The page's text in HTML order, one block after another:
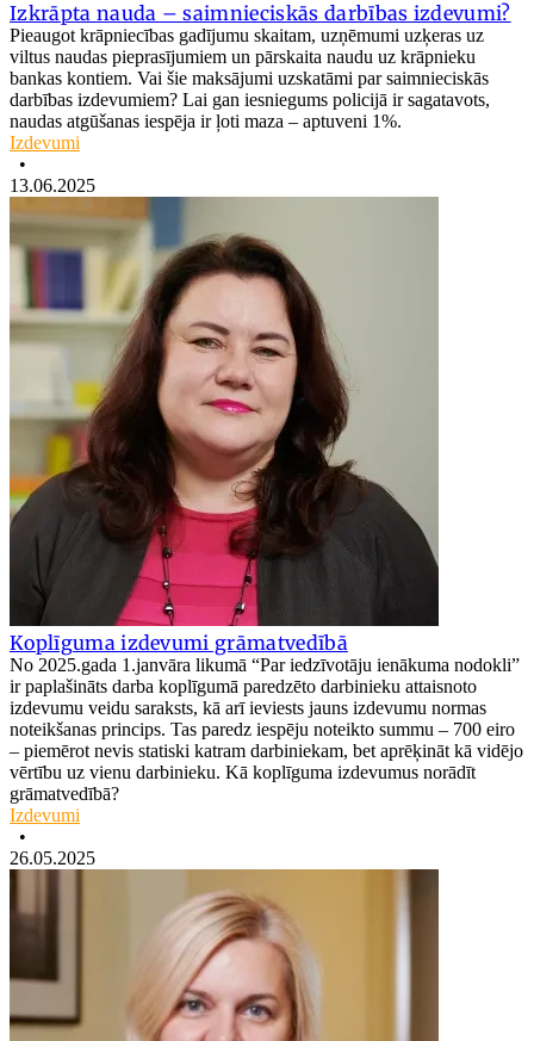
Izkrāpta nauda – saimnieciskās darbības izdevumi?
Pieaugot krāpniecības gadījumu skaitam, uzņēmumi uzķeras uz
viltus naudas pieprasījumiem un pārskaita naudu uz krāpnieku
bankas kontiem. Vai šie maksājumi uzskatāmi par saimnieciskās
darbības izdevumiem? Lai gan iesniegums policijā ir sagatavots,
naudas atgūšanas iespēja ir ļoti maza – aptuveni 1%.
Izdevumi
•
13.06.2025
Koplīguma izdevumi grāmatvedībā
No 2025.gada 1.janvāra likumā “Par iedzīvotāju ienākuma nodokli”
ir paplašināts darba koplīgumā paredzēto darbinieku attaisnoto
izdevumu veidu saraksts, kā arī ieviests jauns izdevumu normas
noteikšanas princips. Tas paredz iespēju noteikto summu – 700 eiro
– piemērot nevis statiski katram darbiniekam, bet aprēķināt kā vidējo
vērtību uz vienu darbinieku. Kā koplīguma izdevumus norādīt
grāmatvedībā?
Izdevumi
•
26.05.2025